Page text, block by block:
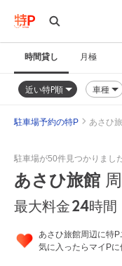
時間貸し 月極
近い特P順 車種
駐車場予約の特P あさひ
駐車場が50件見つかりまし
あさひ旅館
最大料金24時間
あさひ旅館周辺に特
気に入ったらマイPに